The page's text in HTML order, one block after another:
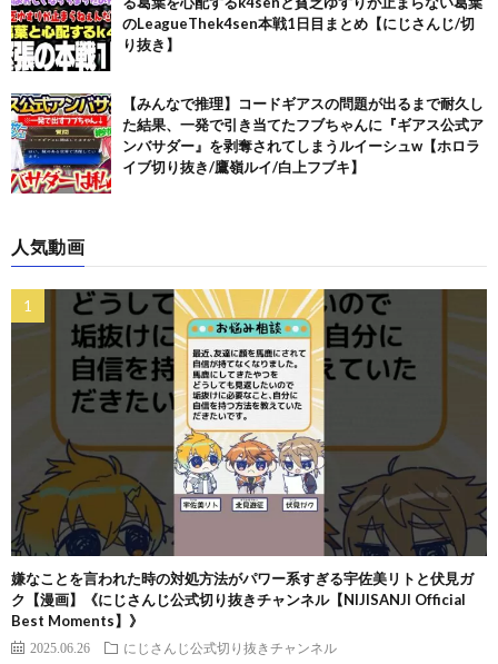
のLeagueThek4sen本戦1日目まとめ【にじさんじ/切
り抜き】
【みんなで推理】コードギアスの問題が出るまで耐久し
た結果、一発で引き当てたフブちゃんに『ギアス公式ア
ンバサダー』を剥奪されてしまうルイーシュw【ホロラ
イブ切り抜き/鷹嶺ルイ/白上フブキ】
人気動画
嫌なことを言われた時の対処方法がパワー系すぎる宇佐美リトと伏見ガ
ク【漫画】《にじさんじ公式切り抜きチャンネル【NIJISANJI Official
Best Moments】》
2025.06.26 にじさんじ公式切り抜きチャンネル